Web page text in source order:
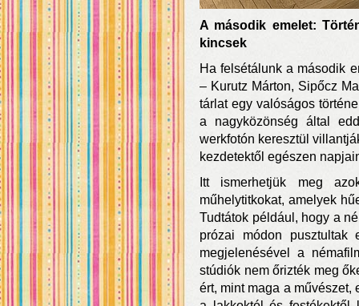
A második emelet:
kincsek
Ha felsétálunk a második
– Kurutz Márton, Sipőcz
tárlat egy valóságos
a nagyközönség által
werkfotón keresztül
kezdetektől egészen
Itt ismerhetjük meg
műhelytitkokat, amelyek
Tudtátok például, hogy a
prózai módon pusztultak
megjelenésével a
stúdiók nem őrizték meg
ért, mint maga a művészet,